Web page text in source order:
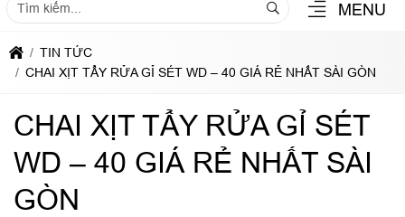
MENU
TIN TỨC
CHAI XỊT TẨY RỬA GỈ SÉT WD – 40 GIÁ RẺ NHẤT SÀI GÒN
CHAI XỊT TẨY RỬA GỈ SÉT
WD – 40 GIÁ RẺ NHẤT SÀI
GÒN